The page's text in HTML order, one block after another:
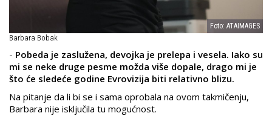
Foto: ATAIMAGES
Barbara Bobak
- Pobeda je zaslužena, devojka je prelepa i vesela. Iako su
mi se neke druge pesme možda više dopale, drago mi je
što će sledeće godine Evrovizija biti relativno blizu.
Na pitanje da li bi se i sama oprobala na ovom takmičenju,
Barbara nije isključila tu mogućnost.